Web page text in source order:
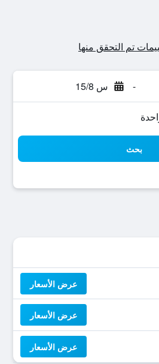
- س 15/8
بحث
عرض الأسعار
عرض الأسعار
عرض الأسعار